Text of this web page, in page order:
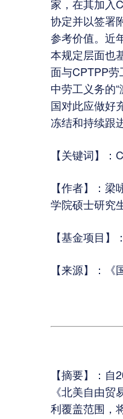
家，在其加入
协定并以签署
参考价值。近
本规定层面也
面与CPTPP
中劳工义务的
国对此应做好
冻结和持续跟
【关键词】
【作者】：
学院硕士研究
【基金项目
【来源】：《
【摘要】：
《北美自由
利覆盖范围，